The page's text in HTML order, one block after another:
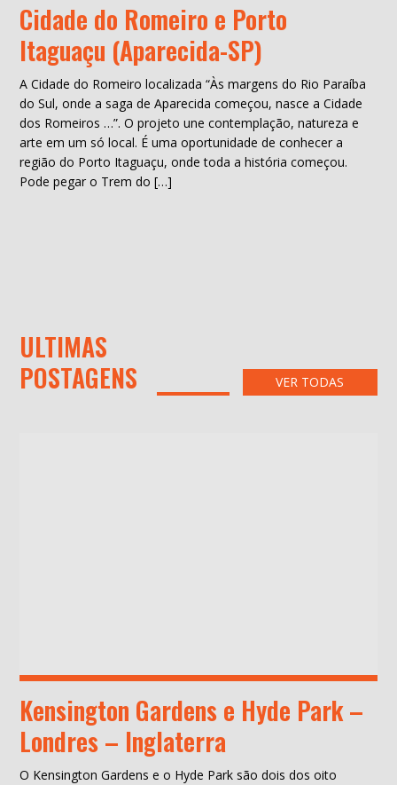
Cidade do Romeiro e Porto
Itaguaçu (Aparecida-SP)
A Cidade do Romeiro localizada “Às margens do Rio Paraíba
do Sul, onde a saga de Aparecida começou, nasce a Cidade
dos Romeiros …”. O projeto une contemplação, natureza e
arte em um só local. É uma oportunidade de conhecer a
região do Porto Itaguaçu, onde toda a história começou.
Pode pegar o Trem do […]
ULTIMAS
POSTAGENS
VER TODAS
Kensington Gardens e Hyde Park –
Londres – Inglaterra
O Kensington Gardens e o Hyde Park são dois dos oito